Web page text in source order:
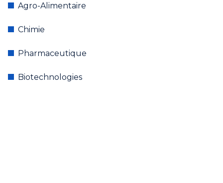
Agro-Alimentaire
Chimie
Pharmaceutique
Biotechnologies